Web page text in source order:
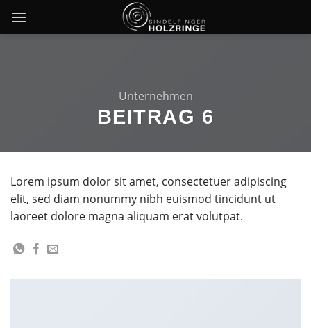
Unternehmen
BEITRAG 6
Lorem ipsum dolor sit amet, consectetuer adipiscing
elit, sed diam nonummy nibh euismod tincidunt ut
laoreet dolore magna aliquam erat volutpat.